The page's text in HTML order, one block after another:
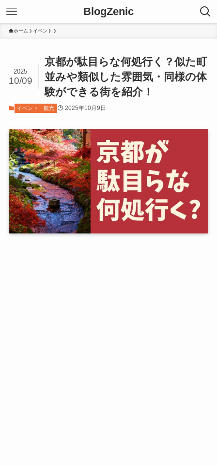
BlogZenic
ホーム イベント
京都が駄目らな何処行く？似た町
並みや類似した雰囲気・同様の体
験ができる街を紹介！
2025
10/09
イベント 観光 2025年10月9日